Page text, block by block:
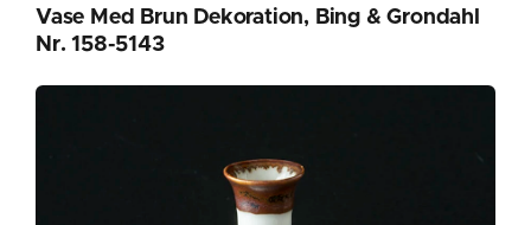
Vase Med Brun Dekoration, Bing & Grondahl
Nr. 158-5143